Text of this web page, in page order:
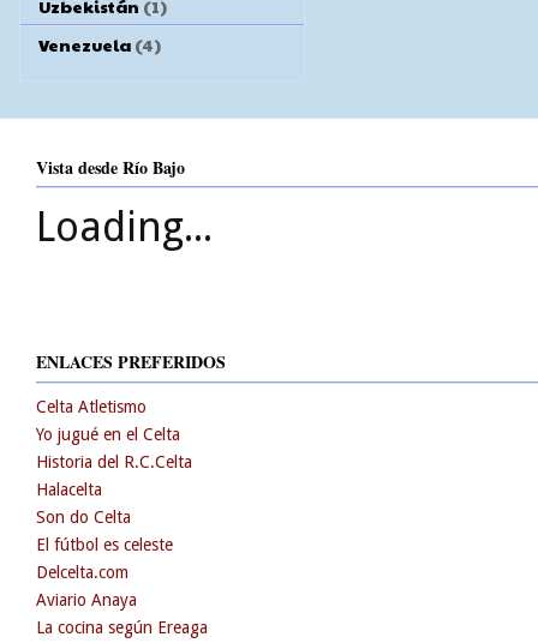
Uzbekistán (1)
Venezuela (4)
Vista desde Río Bajo
Loading...
ENLACES PREFERIDOS
Celta Atletismo
Yo jugué en el Celta
Historia del R.C.Celta
Halacelta
Son do Celta
El fútbol es celeste
Delcelta.com
Aviario Anaya
La cocina según Ereaga